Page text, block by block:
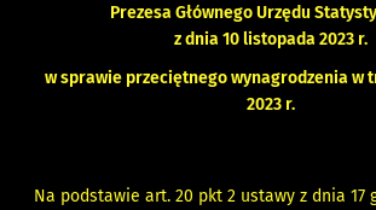
Prezesa Głównego Urzędu
z dnia 10 listopada 2023 r.
w sprawie przeciętnego wynagrodzenia w
2023 r.
Na podstawie art. 20 pkt 2 ustawy z dnia 17